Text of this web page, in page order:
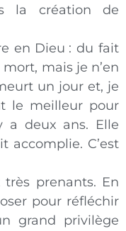
la création de
en Dieu : du fait
mais je n’en
un jour et, je
le meilleur pour
a deux ans. Elle
accomplie. C’est
prenants. En
pour réfléchir
grand privilège